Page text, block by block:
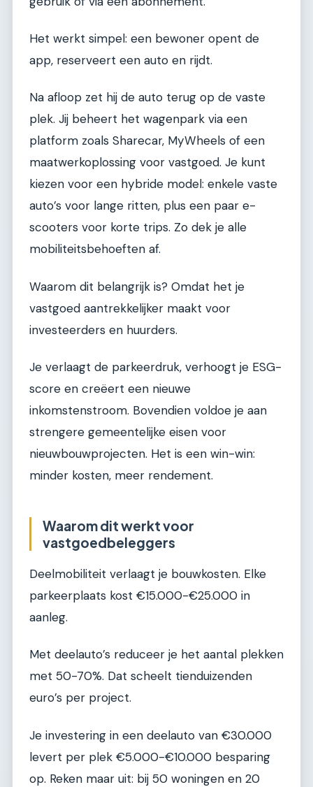
Het werkt simpel: een bewoner opent de
app, reserveert een auto en rijdt.
Na afloop zet hij de auto terug op de vaste
plek. Jij beheert het wagenpark via een
platform zoals Sharecar, MyWheels of een
maatwerkoplossing voor vastgoed. Je kunt
kiezen voor een hybride model: enkele vaste
auto’s voor lange ritten, plus een paar e-
scooters voor korte trips. Zo dek je alle
mobiliteitsbehoeften af.
Waarom dit belangrijk is? Omdat het je
vastgoed aantrekkelijker maakt voor
investeerders en huurders.
Je verlaagt de parkeerdruk, verhoogt je ESG-
score en creëert een nieuwe
inkomstenstroom. Bovendien voldoe je aan
strengere gemeentelijke eisen voor
nieuwbouwprojecten. Het is een win-win:
minder kosten, meer rendement.
Waarom dit werkt voor
vastgoedbeleggers
Deelmobiliteit verlaagt je bouwkosten. Elke
parkeerplaats kost €15.000-€25.000 in
aanleg.
Met deelauto’s reduceer je het aantal plekken
met 50-70%. Dat scheelt tienduizenden
euro’s per project.
Je investering in een deelauto van €30.000
levert per plek €5.000-€10.000 besparing
op. Reken maar uit: bij 50 woningen en 20